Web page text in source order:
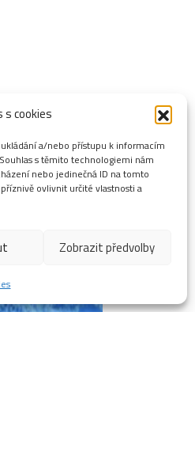
s cookies
a/nebo přístupu k informacím
s těmito technologiemi nám
nebo jedinečná ID na tomto
ovlivnit určité vlastnosti a
Zobrazit předvolby